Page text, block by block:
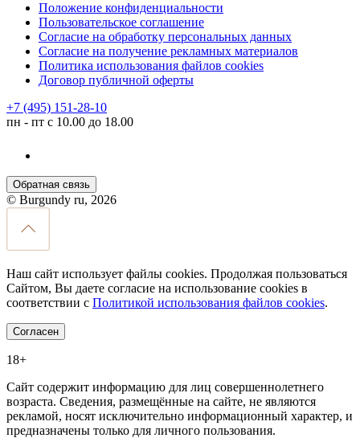
Положение конфиденциальности
Пользовательское соглашение
Согласие на обработку персональных данных
Согласие на получение рекламных материалов
Политика использования файлов cookies
Договор публичной оферты
+7 (495) 151-28-10
пн - пт с 10.00 до 18.00
Обратная связь
© Burgundy ru, 2026
Наш сайт использует файлы cookies. Продолжая пользоваться
Сайтом, Вы даете согласие на использование cookies в
соответствии с Политикой использования файлов cookies.
Согласен
18+
Сайт содержит информацию для лиц совершеннолетнего
возраста. Сведения, размещённые на сайте, не являются
рекламой, носят исключительно информационный характер, и
предназначены только для личного пользования.